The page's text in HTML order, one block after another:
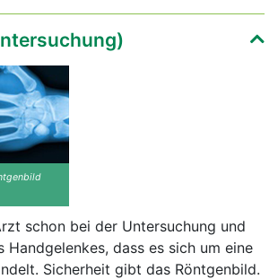
schon bei der Untersuchung und
Handgelenkes, dass es sich um eine
Sicherheit gibt das Röntgenbild.